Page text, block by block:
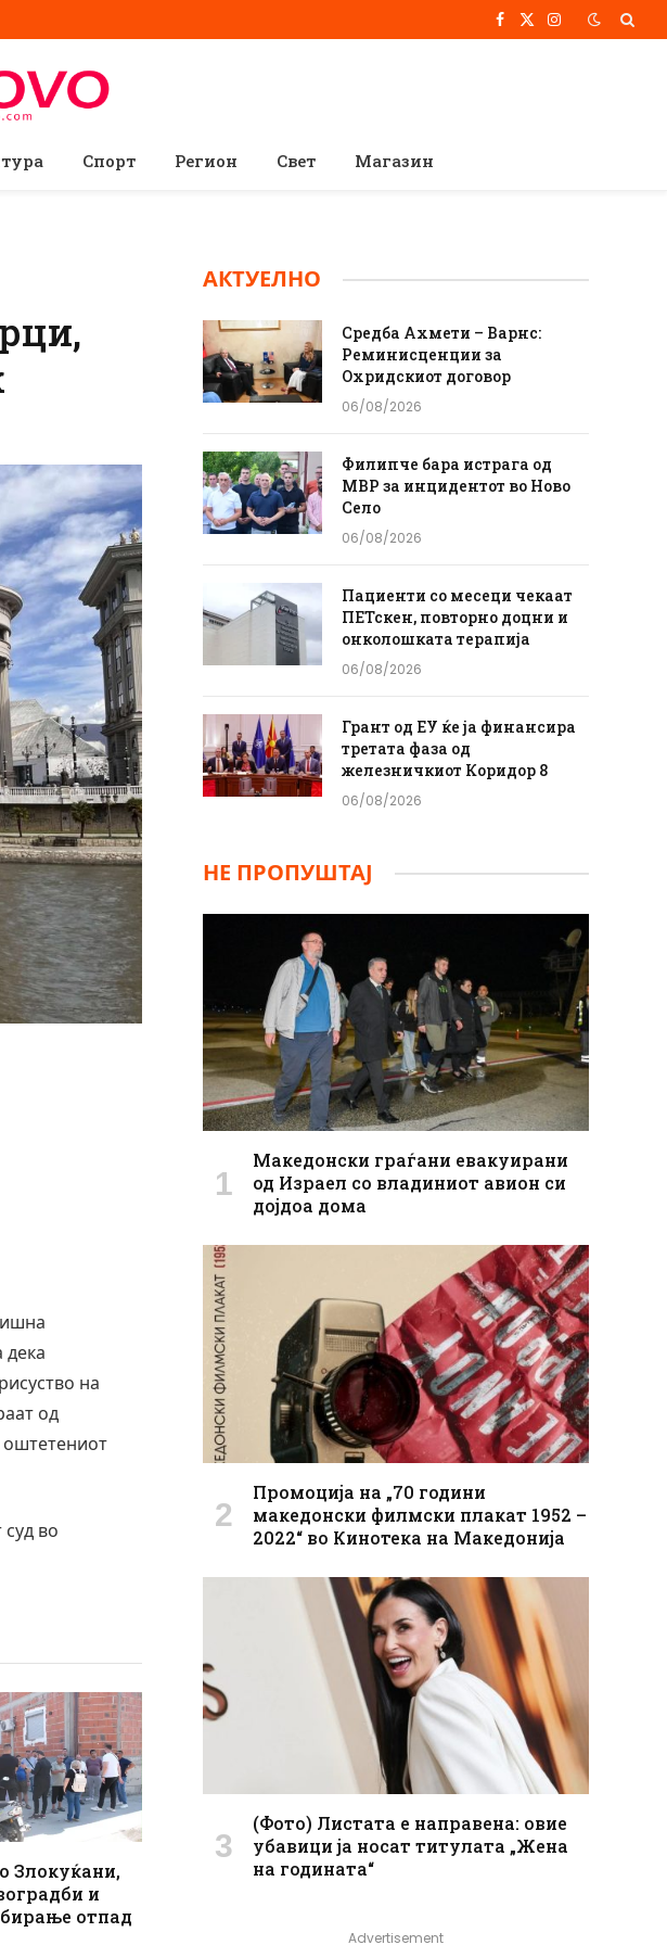
Facebook
X
Instagram
Спорт Регион Свет Магазин
дека
на
од
оштетениот
во
Злокуќани,
и
отпад
АКТУЕЛНО
Средба Ахмети – Варнс:
Реминисценции за
Охридскиот договор
06/08/2026
Филипче бара истрага од
МВР за инцидентот во Ново
Село
06/08/2026
Пациенти со месеци чекаат
ПЕТскен, повторно доцни и
онколошката терапија
06/08/2026
Грант од ЕУ ќе ја финансира
третата фаза од
железничкиот Коридор 8
06/08/2026
НЕ ПРОПУШТАЈ
Македонски граѓани евакуирани
од Израел со владиниот авион си
дојдоа дома
Промоција на „70 години
македонски филмски плакат 1952 –
2022“ во Кинотека на Македонија
(Фото) Листата е направена: овие
убавици ја носат титулата „Жена
на годината“
Advertisement